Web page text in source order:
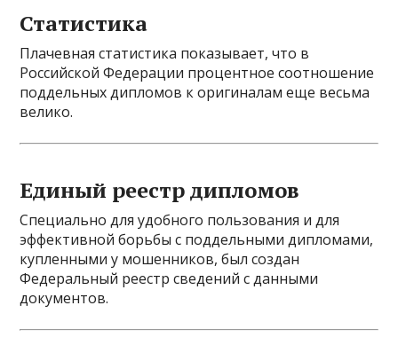
Статистика
Плачевная статистика показывает, что в
Российской Федерации процентное соотношение
поддельных дипломов к оригиналам еще весьма
велико.
Единый реестр дипломов
Специально для удобного пользования и для
эффективной борьбы с поддельными дипломами,
купленными у мошенников, был создан
Федеральный реестр сведений с данными
документов.